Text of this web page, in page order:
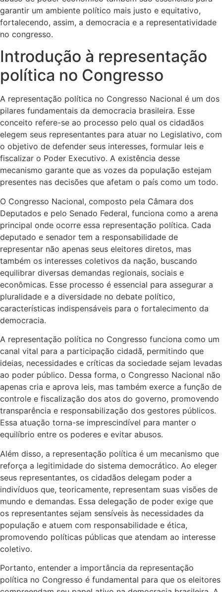
garantir um ambiente político mais justo e equitativo,
fortalecendo, assim, a democracia e a representatividade
no congresso.
Introdução à representação
política no Congresso
A representação política no Congresso Nacional é um dos
pilares fundamentais da democracia brasileira. Esse
conceito refere-se ao processo pelo qual os cidadãos
elegem seus representantes para atuar no Legislativo, com
o objetivo de defender seus interesses, formular leis e
fiscalizar o Poder Executivo. A existência desse
mecanismo garante que as vozes da população estejam
presentes nas decisões que afetam o país como um todo.
O Congresso Nacional, composto pela Câmara dos
Deputados e pelo Senado Federal, funciona como a arena
principal onde ocorre essa representação política. Cada
deputado e senador tem a responsabilidade de
representar não apenas seus eleitores diretos, mas
também os interesses coletivos da nação, buscando
equilibrar diversas demandas regionais, sociais e
econômicas. Esse processo é essencial para assegurar a
pluralidade e a diversidade no debate político,
características indispensáveis para o fortalecimento da
democracia.
A representação política no Congresso funciona como um
canal vital para a participação cidadã, permitindo que
ideias, necessidades e críticas da sociedade sejam levadas
ao poder público. Dessa forma, o Congresso Nacional não
apenas cria e aprova leis, mas também exerce a função de
controle e fiscalização dos atos do governo, promovendo
transparência e responsabilização dos gestores públicos.
Essa atuação torna-se imprescindível para manter o
equilíbrio entre os poderes e evitar abusos.
Além disso, a representação política é um mecanismo que
reforça a legitimidade do sistema democrático. Ao eleger
seus representantes, os cidadãos delegam poder a
indivíduos que, teoricamente, representam suas visões de
mundo e demandas. Essa delegação de poder exige que
os representantes sejam sensíveis às necessidades da
população e atuem com responsabilidade e ética,
promovendo políticas públicas que atendam ao interesse
coletivo.
Portanto, entender a importância da representação
política no Congresso é fundamental para que os eleitores